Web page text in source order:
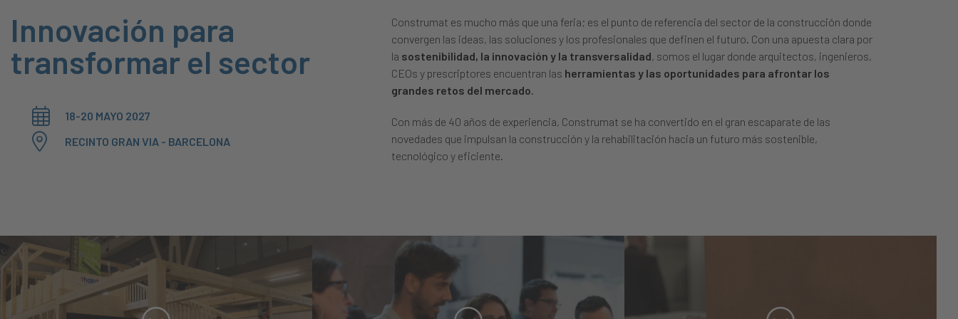
Innovación para
transformar el sector
18-20 MAYO 2027
RECINTO GRAN VIA - BARCELONA
Construmat es mucho más que una feria; es el punto de referencia del sector de la construcción donde
convergen las ideas, las soluciones y los profesionales que definen el futuro. Con una apuesta clara por
la sostenibilidad, la innovación y la transversalidad, somos el lugar donde arquitectos, ingenieros,
CEOs y prescriptores encuentran las herramientas y las oportunidades para afrontar los
grandes retos del mercado.
Con más de 40 años de experiencia, Construmat se ha convertido en el gran escaparate de las
novedades que impulsan la construcción y la rehabilitación hacia un futuro más sostenible,
tecnológico y eficiente.
Sostenibilitat Transversalitat